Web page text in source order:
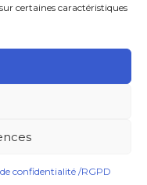
certaines caractéristiques
confidentialité /RGPD